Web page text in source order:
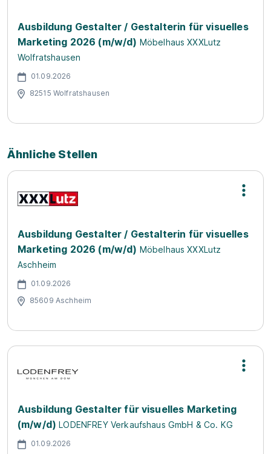
Ausbildung Gestalter / Gestalterin für visuelles
Marketing 2026 (m/w/d) Möbelhaus XXXLutz
Wolfratshausen
01.09.2026
82515 Wolfratshausen
Ähnliche Stellen
Ausbildung Gestalter / Gestalterin für visuelles
Marketing 2026 (m/w/d) Möbelhaus XXXLutz
Aschheim
01.09.2026
85609 Aschheim
Ausbildung Gestalter für visuelles Marketing
(m/w/d) LODENFREY Verkaufshaus GmbH & Co. KG
01.09.2026